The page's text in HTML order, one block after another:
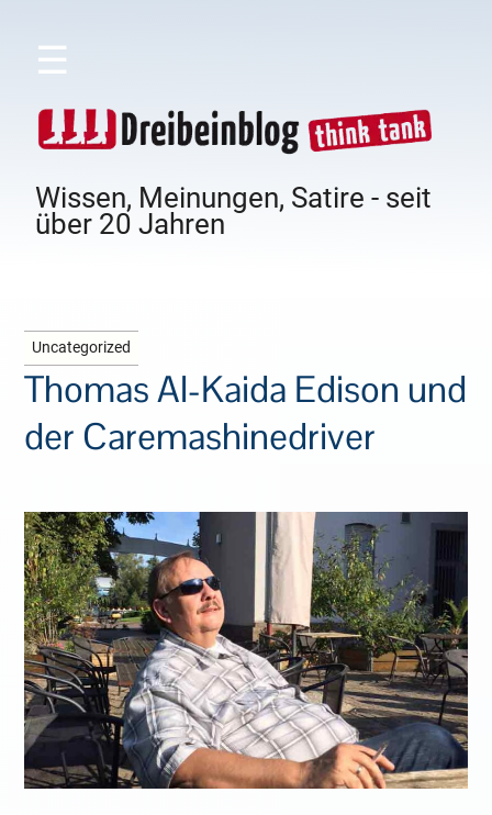
☰
Wissen, Meinungen, Satire - seit
über 20 Jahren
Uncategorized
Thomas Al-Kaida Edison und
der Caremashinedriver